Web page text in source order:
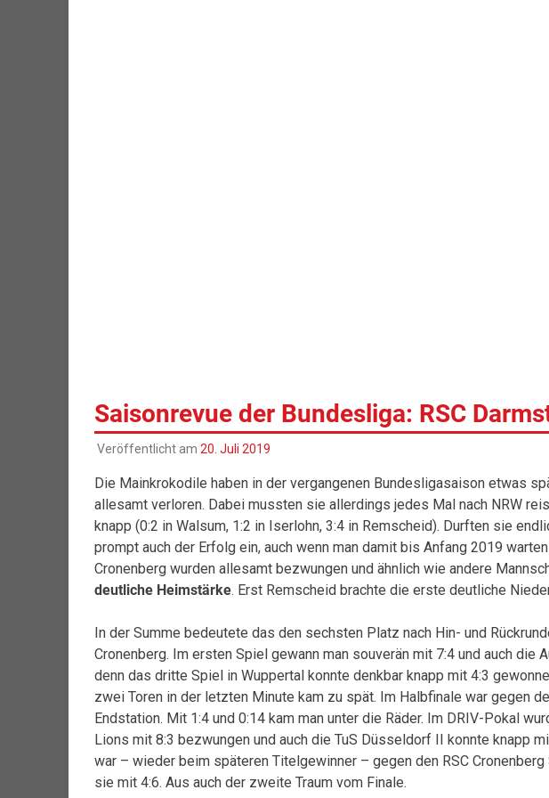
Saisonrevue der Bundesliga: RSC
Veröffentlicht am 20. Juli 2019
Die Mainkrokodile haben in der vergangenen Bundesligasaison etwas
allesamt verloren. Dabei mussten sie allerdings jedes Mal nach NRW
knapp (0:2 in Walsum, 1:2 in Iserlohn, 3:4 in Remscheid). Durften sie
prompt auch der Erfolg ein, auch wenn man damit bis Anfang 2019
Cronenberg wurden allesamt bezwungen und ähnlich wie andere
deutliche Heimstärke. Erst Remscheid brachte die erste deutliche
In der Summe bedeutete das den sechsten Platz nach Hin- und
Cronenberg. Im ersten Spiel gewann man souverän mit 7:4 und auch die
denn das dritte Spiel in Wuppertal konnte denkbar knapp mit 4:3
zwei Toren in der letzten Minute kam zu spät. Im Halbfinale war gegen
Endstation. Mit 1:4 und 0:14 kam man unter die Räder. Im DRIV-Pokal
Lions mit 8:3 bezwungen und auch die TuS Düsseldorf II konnte knapp
war – wieder beim späteren Titelgewinner – gegen den RSC Cronenberg
sie mit 4:6. Aus auch der zweite Traum vom Finale.